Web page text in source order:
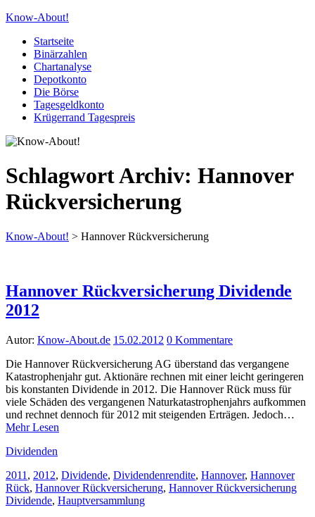
Know-About!
Startseite
Binärzahlen
Chartanalyse
Depotkonto
Die Börse
Tagesgeldkonto
Krügerrand Tagespreis
Schlagwort Archiv: Hannover
Rückversicherung
Know-About! > Hannover Rückversicherung
Hannover Rückversicherung Dividende
2012
Autor: Know-About.de 15.02.2012 0 Kommentare
Die Hannover Rückversicherung AG überstand das vergangene
Katastrophenjahr gut. Aktionäre rechnen mit einer leicht geringeren
bis konstanten Dividende in 2012. Die Hannover Rück muss für
viele Schäden des vergangenen Naturkatastrophenjahrs aufkommen
und rechnet dennoch für 2012 mit steigenden Erträgen. Jedoch…
Mehr Lesen
Dividenden
2011 , 2012, Dividende, Dividendenrendite, Hannover, Hannover
Rück, Hannover Rückversicherung, Hannover Rückversicherung
Dividende, Hauptversammlung